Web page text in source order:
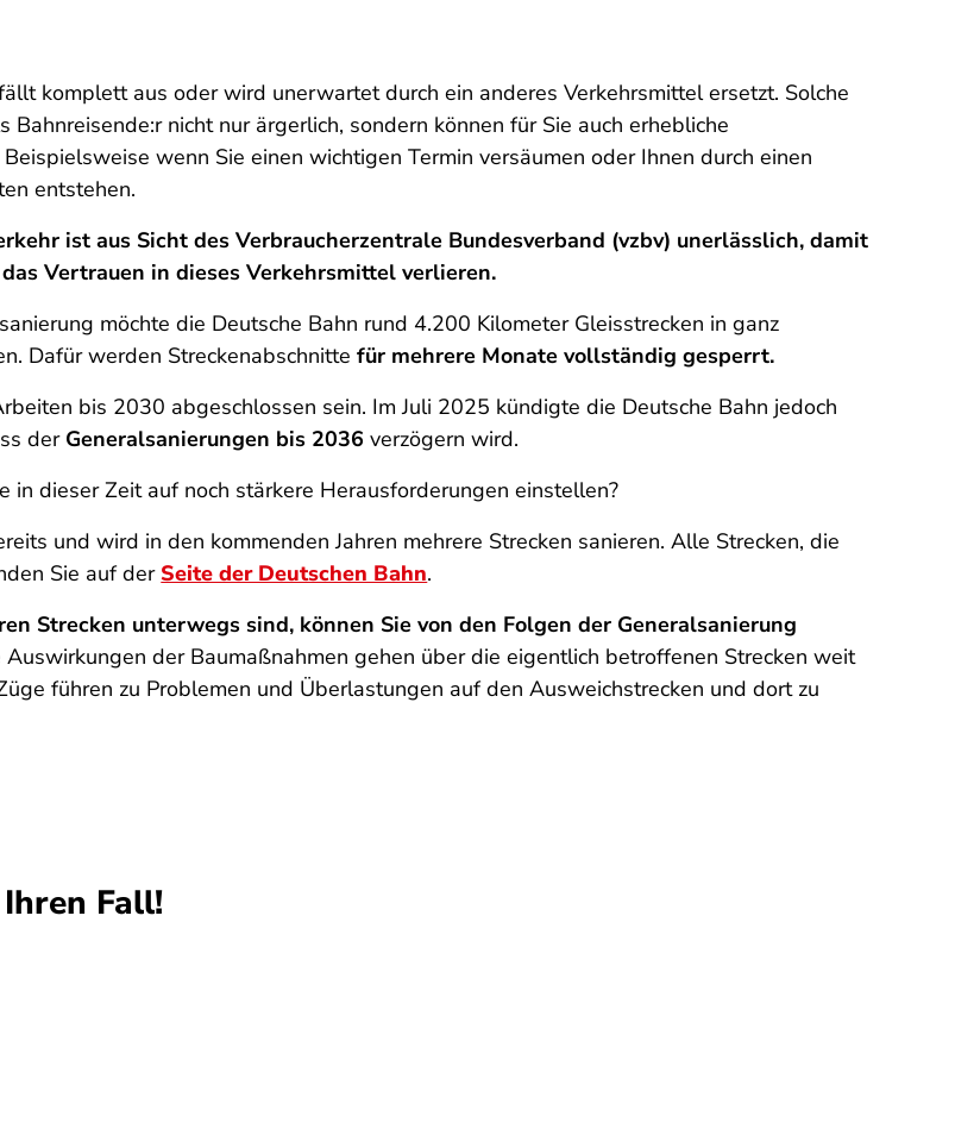
komplett aus oder wird unerwartet durch ein anderes Verkehrsmittel ersetzt. Solche
Bahnreisende:r nicht nur ärgerlich, sondern können für Sie auch erhebliche
wenn Sie einen wichtigen Termin versäumen oder Ihnen durch einen
entstehen.
ist aus Sicht des Verbraucherzentrale Bundesverband (vzbv) unerlässlich, damit
Vertrauen in dieses Verkehrsmittel verlieren.
möchte die Deutsche Bahn rund 4.200 Kilometer Gleisstrecken in ganz
Dafür werden Streckenabschnittefür mehrere Monate vollständig gesperrt.
bis 2030 abgeschlossen sein. Im Juli 2025 kündigte die Deutsche Bahn jedoch
der Generalsanierungen bis 2036 verzögern wird.
in dieser Zeit auf noch stärkere Herausforderungen einstellen?
und wird in den kommenden Jahren mehrere Strecken sanieren. Alle Strecken, die
Sie auf der Seite der Deutschen Bahn.
Strecken unterwegs sind, können Sie von den Folgen der Generalsanierung
Auswirkungen der Baumaßnahmen gehen über die eigentlich betroffenen Strecken weit
führen zu Problemen und Überlastungen auf den Ausweichstrecken und dort zu
Fall!